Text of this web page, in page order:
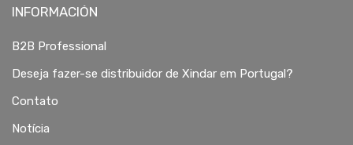
INFORMACIÓN
B2B Professional
Deseja fazer-se distribuidor de Xindar em Portugal?
Contato
Notícia